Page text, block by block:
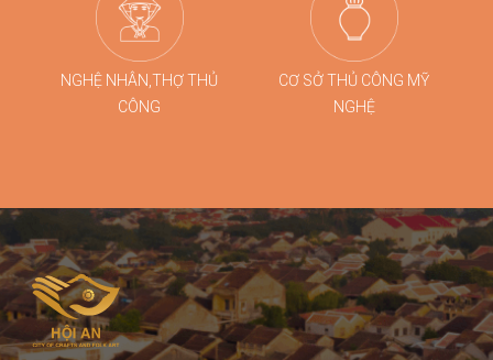
NGHỆ NHÂN,THỢ THỦ
CÔNG
CƠ SỞ THỦ CÔNG MỸ
NGHỆ